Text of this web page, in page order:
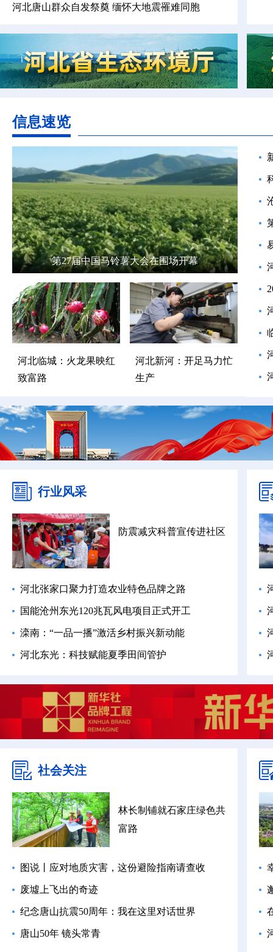
河北唐山群众自发祭奠 缅怀大地震罹难同胞
技艺术节
信息速览
第27届中国马铃薯大会在围场开幕
河北临城：火龙果映红
致富路
河北新河：开足马力忙
生产
行业风采
防震减灾科普宣传进社区
河北张家口聚力打造农业特色品牌之路
国能沧州东光120兆瓦风电项目正式开工
滦南：“一品一播”激活乡村振兴新动能
河北东光：科技赋能夏季田间管护
社会关注
林长制铺就石家庄绿色共
富路
图说丨应对地质灾害，这份避险指南请查收
废墟上飞出的奇迹
纪念唐山抗震50周年：我在这里对话世界
唐山50年 镜头常青